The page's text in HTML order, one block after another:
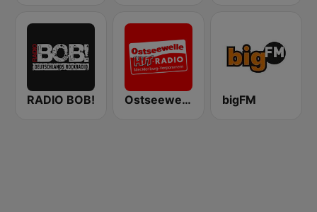
RADIO BOB! Ostseewelle Hit-Radio 105.6 bigFM